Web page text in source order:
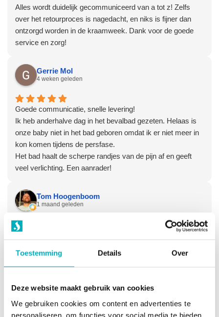
Toestemming Details Over
Deze website maakt gebruik van cookies
We gebruiken cookies om content en advertenties te
personaliseren, om functies voor social media te bieden
Alles wordt duidelijk gecommuniceerd van a tot z! Zelfs
over het retourproces is nagedacht, en niks is fijner dan
ontzorgd worden in de kraamweek. Dank voor de goede
service en zorg!
Gerrie Mol
4 weken geleden
Goede communicatie, snelle levering!
Ik heb anderhalve dag in het bevalbad gezeten. Helaas is
onze baby niet in het bad geboren omdat ik er niet meer in
kon komen tijdens de persfase.
Het bad haalt de scherpe randjes van de pijn af en geeft
veel verlichting. Een aanrader!
Tom Hoogenboom
1 maand geleden
Snel bezorgd en opgehaald. Gaat om eenzelfde bad dat er
wegwerp spullen ook daar kon gebruiken. Bad zelf was
alleen voor het geval er geen beschikbaar was.
review, fijn dat je tevreden bent over onze service en
producten! Hartelijke groet, Olga - Team Bevallingsbaden